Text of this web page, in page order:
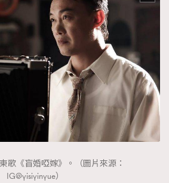
歌《盲婚啞嫁》。（圖片來源：
IG@yisiyinyue）